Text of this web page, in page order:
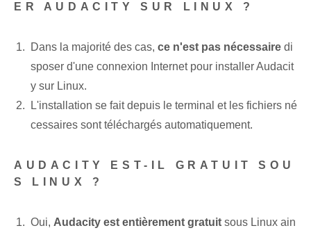
ER AUDACITY SUR LINUX ?
Dans la majorité des cas, ce n'est pas nécessaire di
sposer d'une connexion Internet pour installer Audacit
y sur Linux.
L'installation se fait depuis le terminal et les fichiers né
cessaires sont téléchargés automatiquement.
AUDACITY EST-IL GRATUIT SOU
S LINUX ?
Oui, Audacity est entièrement gratuit sous Linux ain